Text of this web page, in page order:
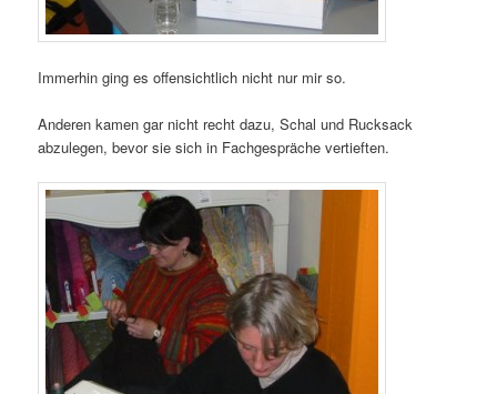
Immerhin ging es offensichtlich nicht nur mir so.
Anderen kamen gar nicht recht dazu, Schal und Rucksack
abzulegen, bevor sie sich in Fachgespräche vertieften.